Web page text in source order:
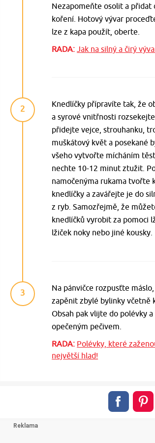
Nezapomeňte osolit a přidat
koření. Hotový vývar
lze z kapa použít, oberte.
RADA:Jak na silný a čirý
2
Knedlíčky přípravíte tak, že
a syrové vnitřnosti rozsekejte
přidejte vejce, strouhanku,
muškátový květ a posekané
všeho vytvořte mícháním
nechte 10-12 minut ztužit.
namočenýma rukama tvořte
knedlíčky a zavářejte je do
z ryb. Samozřejmě, že
knedlíčků vyrobit za pomoci
lžiček noky nebo jiné kousky.
3
Na pánvičce rozpusťte
zapěnit zbylé bylinky včetně
Obsah pak vlijte do polévky
opečeným pečivem.
RADA: Polévky, které
největší hlad!